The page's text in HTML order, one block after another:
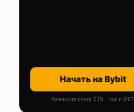
Начать на Bybit
Комиссия спота 0,1% · торги 24/7